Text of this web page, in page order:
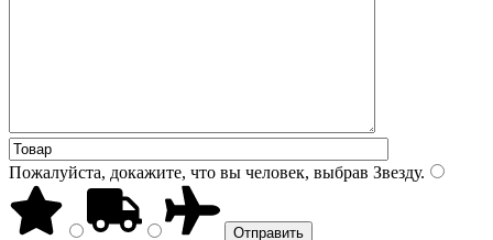
Пожалуйста, докажите, что вы человек, выбрав Звезду.